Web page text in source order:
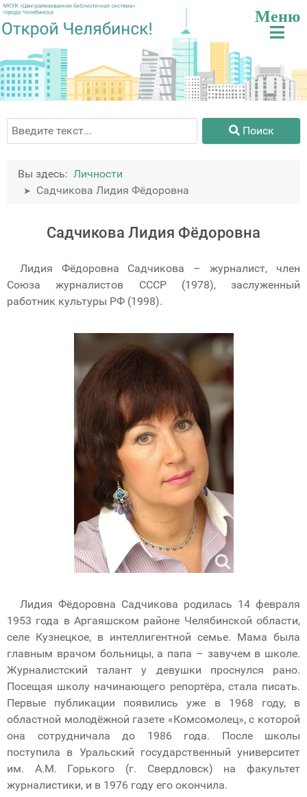
Поиск Поиск
Вы здесь: Личности
Садчикова Лидия Фёдоровна
Садчикова Лидия Фёдоровна
Лидия Фёдоровна Садчикова – журналист, член
Союза журналистов СССР (1978), заслуженный
работник культуры РФ (1998).
Лидия Фёдоровна Садчикова родилась 14 февраля
1953 года в Аргаяшском районе Челябинской области,
селе Кузнецкое, в интеллигентной семье. Мама была
главным врачом больницы, а папа – завучем в школе.
Журналистский талант у девушки проснулся рано.
Посещая школу начинающего репортёра, стала писать.
Первые публикации появились уже в 1968 году, в
областной молодёжной газете «Комсомолец», с которой
она сотрудничала до 1986 года. После школы
поступила в Уральский государственный университет
им. А.М. Горького (г. Свердловск) на факультет
журналистики, и в 1976 году его окончила.